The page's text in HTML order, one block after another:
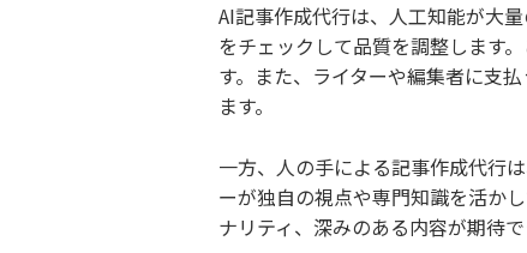
AI記事作成代行は、人工知能が大
をチェックして品質を調整します
す。また、ライターや編集者に支
ます。
一方、人の手による記事作成代行
ーが独自の視点や専門知識を活か
ナリティ、深みのある内容が期待で